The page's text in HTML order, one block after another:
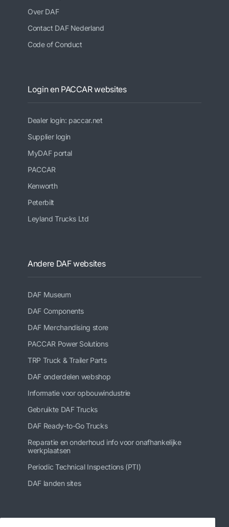
Over DAF
Contact DAF Nederland
Code of Conduct
Login en PACCAR websites
Dealer login: paccar.net
Supplier login
MyDAF portal
PACCAR
Kenworth
Peterbilt
Leyland Trucks Ltd
Andere DAF websites
DAF Museum
DAF Components
DAF Merchandising store
PACCAR Power Solutions
TRP Truck & Trailer Parts
DAF onderdelen webshop
Informatie voor opbouwindustrie
Gebruikte DAF Trucks
DAF Ready-to-Go Trucks
Reparatie en onderhoud info voor onafhankelijke
werkplaatsen
Periodic Technical Inspections (PTI)
DAF landen sites